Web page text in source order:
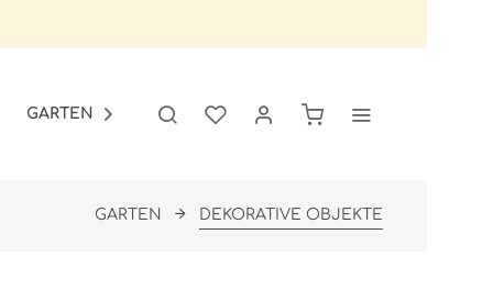
SALE

GARTEN DEKORATIVE OBJEKTE